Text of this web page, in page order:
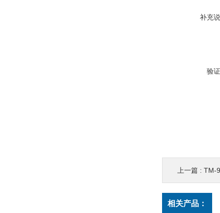
补充
验
上一篇 : TM-
相关产品：